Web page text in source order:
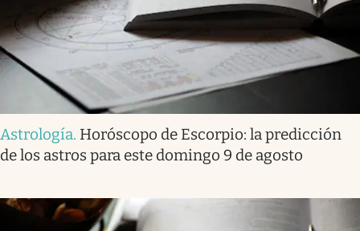
Astrología. Horóscopo de Escorpio: la predicción
de los astros para este domingo 9 de agosto